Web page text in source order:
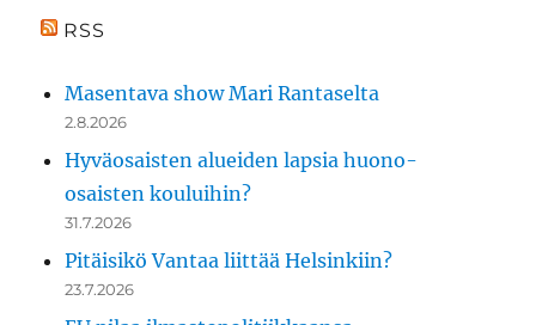
RSS
Masentava show Mari Rantaselta
2.8.2026
Hyväosaisten alueiden lapsia huono-
osaisten kouluihin?
31.7.2026
Pitäisikö Vantaa liittää Helsinkiin?
23.7.2026